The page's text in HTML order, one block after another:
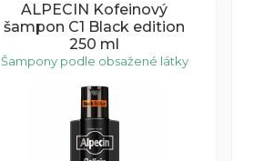
ALPECIN Kofeinový
šampon C1 Black edition
250 ml
Šampony podle obsažené látky